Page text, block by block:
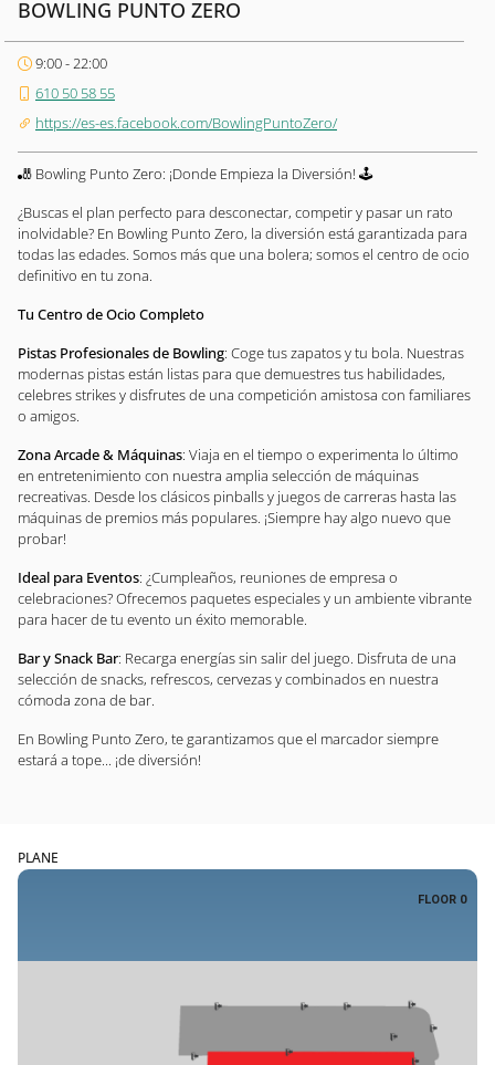
BOWLING PUNTO ZERO
9:00 - 22:00
610 50 58 55
https://es-es.facebook.com/BowlingPuntoZero/
🎳 Bowling Punto Zero: ¡Donde Empieza la Diversión! 🕹️
¿Buscas el plan perfecto para desconectar, competir y pasar un rato
inolvidable? En Bowling Punto Zero, la diversión está garantizada para
todas las edades. Somos más que una bolera; somos el centro de ocio
definitivo en tu zona.
Tu Centro de Ocio Completo
Pistas Profesionales de Bowling: Coge tus zapatos y tu bola. Nuestras
modernas pistas están listas para que demuestres tus habilidades,
celebres strikes y disfrutes de una competición amistosa con familiares
o amigos.
Zona Arcade & Máquinas: Viaja en el tiempo o experimenta lo último
en entretenimiento con nuestra amplia selección de máquinas
recreativas. Desde los clásicos pinballs y juegos de carreras hasta las
máquinas de premios más populares. ¡Siempre hay algo nuevo que
probar!
Ideal para Eventos: ¿Cumpleaños, reuniones de empresa o
celebraciones? Ofrecemos paquetes especiales y un ambiente vibrante
para hacer de tu evento un éxito memorable.
Bar y Snack Bar: Recarga energías sin salir del juego. Disfruta de una
selección de snacks, refrescos, cervezas y combinados en nuestra
cómoda zona de bar.
En Bowling Punto Zero, te garantizamos que el marcador siempre
estará a tope... ¡de diversión!
PLANE